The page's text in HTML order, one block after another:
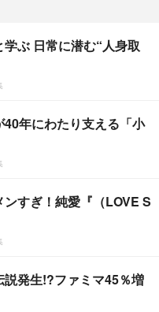
学ぶ 日常に潜む“人身取
40年にわたり支える「小
すぎ！純愛『（LOVE S
説発生!?ファミマ45％増